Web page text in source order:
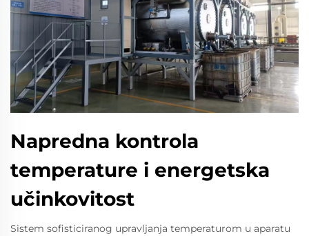
Napredna kontrola
temperature i energetska
učinkovitost
Sistem sofisticiranog upravljanja temperaturom u aparatu